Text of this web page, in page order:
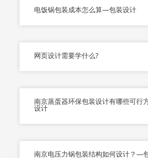
电饭锅包装成本怎么算—包装设计
网页设计需要学什么?
南京蒸蛋器环保包装设计有哪些可行
设计
南京电压力锅包装结构如何设计？—